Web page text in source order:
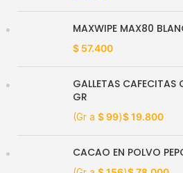
MAXWIPE MAX80
$ 57.400
GALLETAS
GR
(Gr a $99)$19.800
CACAO EN POLVO